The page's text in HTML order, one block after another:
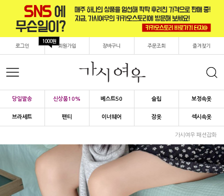
로그인 회원가입
1000원
장바구니 주문조회 즐겨찾기
당일발송 신상품10% 베스트50 슬립 보정속옷
브라세트 팬티 이너웨어 잠옷 섹시속옷
가시여우 패션잡화